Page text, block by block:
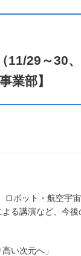
11/29～30
業部】
ボット・航空宇
る講演など、今
い次元へ」